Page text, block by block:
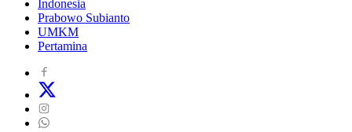
Indonesia
Prabowo Subianto
UMKM
Pertamina